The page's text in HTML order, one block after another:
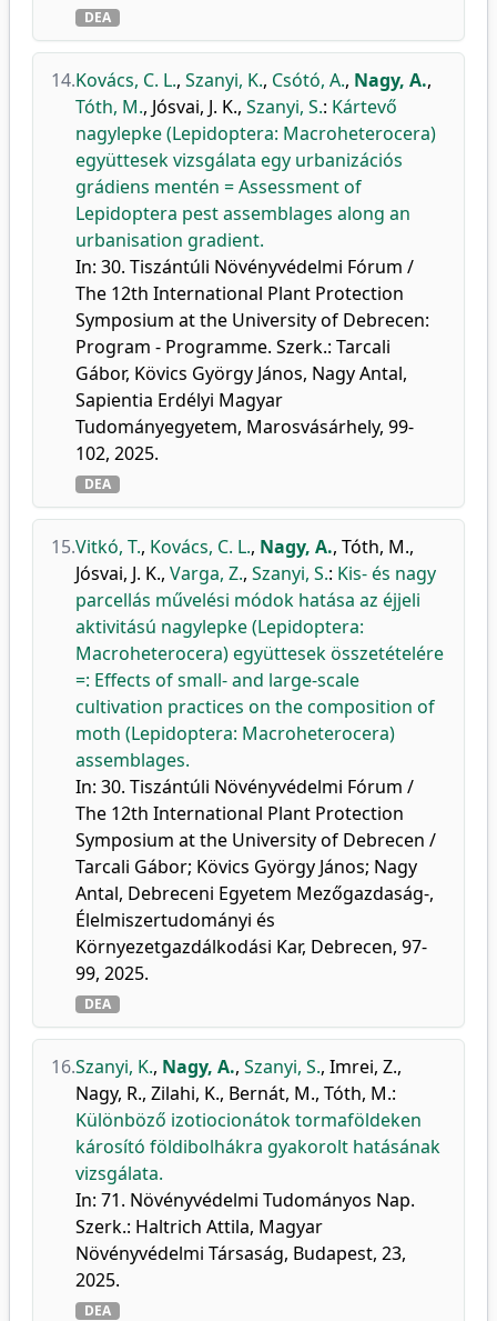
DEA
14.Kovács, C. L., Szanyi, K., Csótó, A., Nagy, A.,
Tóth, M., Jósvai, J. K., Szanyi, S.: Kártevő
nagylepke (Lepidoptera: Macroheterocera)
együttesek vizsgálata egy urbanizációs
grádiens mentén = Assessment of
Lepidoptera pest assemblages along an
urbanisation gradient.
In: 30. Tiszántúli Növényvédelmi Fórum /
The 12th International Plant Protection
Symposium at the University of Debrecen:
Program - Programme. Szerk.: Tarcali
Gábor, Kövics György János, Nagy Antal,
Sapientia Erdélyi Magyar
Tudományegyetem, Marosvásárhely, 99-
102, 2025.
DEA
15.Vitkó, T., Kovács, C. L., Nagy, A., Tóth, M.,
Jósvai, J. K., Varga, Z., Szanyi, S.: Kis- és nagy
parcellás művelési módok hatása az éjjeli
aktivitású nagylepke (Lepidoptera:
Macroheterocera) együttesek összetételére
=: Effects of small- and large-scale
cultivation practices on the composition of
moth (Lepidoptera: Macroheterocera)
assemblages.
In: 30. Tiszántúli Növényvédelmi Fórum /
The 12th International Plant Protection
Symposium at the University of Debrecen /
Tarcali Gábor; Kövics György János; Nagy
Antal, Debreceni Egyetem Mezőgazdaság-,
Élelmiszertudományi és
Környezetgazdálkodási Kar, Debrecen, 97-
99, 2025.
DEA
16.Szanyi, K., Nagy, A., Szanyi, S., Imrei, Z.,
Nagy, R., Zilahi, K., Bernát, M., Tóth, M.:
Különböző izotiocionátok tormaföldeken
károsító földibolhákra gyakorolt hatásának
vizsgálata.
In: 71. Növényvédelmi Tudományos Nap.
Szerk.: Haltrich Attila, Magyar
Növényvédelmi Társaság, Budapest, 23,
2025.
DEA